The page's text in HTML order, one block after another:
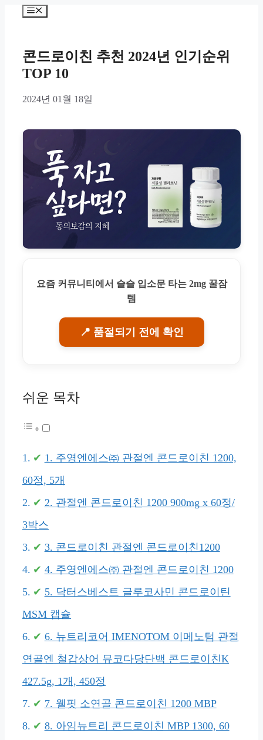
Menu
콘드로이친 추천 2024년 인기순위
TOP 10
2024년 01월 18일
요즘 커뮤니티에서 슬슬 입소문 타는 2mg 꿀잠
템
📍 품절되기 전에 확인
쉬운 목차
1. 주영엔에스㈜ 관절엔 콘드로이친 1200,
60정, 5개
2. 관절엔 콘드로이친 1200 900mg x 60정/
3박스
3. 콘드로이친 관절엔 콘드로이친1200
4. 주영엔에스㈜ 관절엔 콘드로이친 1200
5. 닥터스베스트 글루코사민 콘드로이틴
MSM 캡슐
6. 뉴트리코어 IMENOTOM 이메노텀 관절
연골엔 철갑상어 뮤코다당단백 콘드로이친K
427.5g, 1개, 450정
7. 웰핏 소연골 콘드로이친 1200 MBP
8. 아임뉴트리 콘드로이친 MBP 1300, 60